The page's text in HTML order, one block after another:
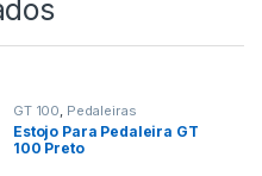
GT 100 Pedaleiras
Estojo Para Pedaleira GT
100 Preto